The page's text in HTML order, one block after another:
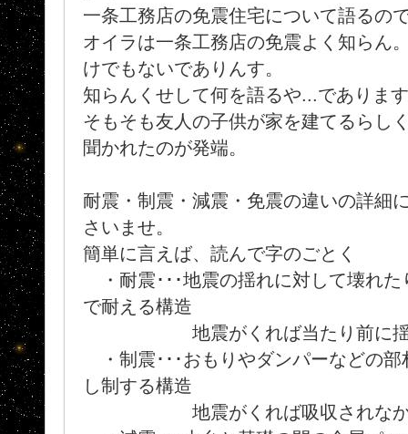
一条工務店の免震住宅について語るの
オイラは一条工務店の免震よく知らん
けでもないでありんす。
知らんくせして何を語るや...でありま
そもそも友人の子供が家を建てるらし
聞かれたのが発端。
耐震・制震・減震・免震の違いの詳細
さいませ。
簡単に言えば、読んで字のごとく
・耐震･･･地震の揺れに対して壊れた
で耐える構造
地震がくれば当たり前に揺
・制震･･･おもりやダンパーなどの部
し制する構造
地震がくれば吸収されなかっ